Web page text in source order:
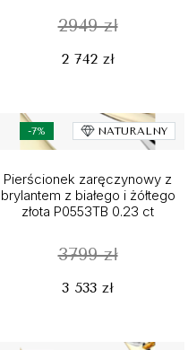
2949 zł
2 742 zł
-7% NATURALNY
Pierścionek zaręczynowy z
brylantem z białego i żółtego
złota P0553TB 0.23 ct
3799 zł
3 533 zł